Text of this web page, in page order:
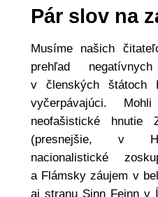
Pár slov na
Musíme našich
prehľad
v členských štátoch
vyčerpávajúci.
neofašistické
(presnejšie, v
nacionalistické
a Flámsky záujem v
aj stranu Sinn Feinn v